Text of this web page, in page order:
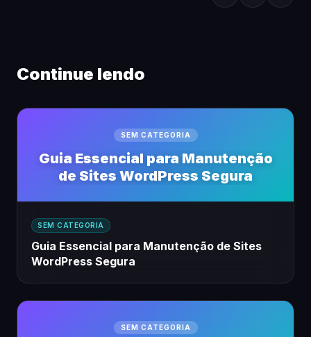
Continue lendo
SEM CATEGORIA
Guia Essencial para Manutenção
de Sites WordPress Segura
SEM CATEGORIA
Guia Essencial para Manutenção de Sites
WordPress Segura
SEM CATEGORIA